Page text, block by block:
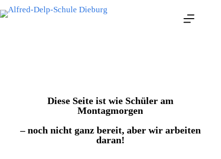
Diese Seite ist wie Schüler am
Montagmorgen
– noch nicht ganz bereit, aber wir arbeiten
daran!